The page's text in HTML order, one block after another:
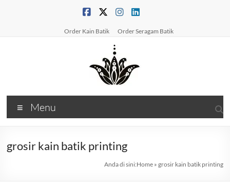
Order Kain Batik Order Seragam Batik
PabrikBatikPrinting
Produsen
&
Menu
grosir kain batik printing
Anda di sini:Home» grosir kain batik printing